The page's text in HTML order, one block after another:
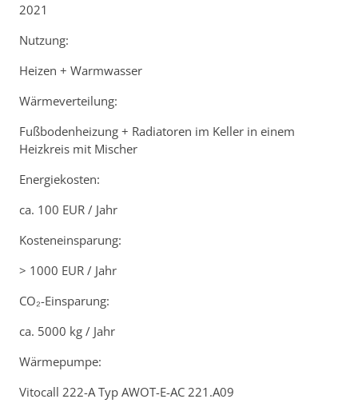
2021
Nutzung:
Heizen + Warmwasser
Wärmeverteilung:
Fußbodenheizung + Radiatoren im Keller in einem
Heizkreis mit Mischer
Energiekosten:
ca. 100 EUR / Jahr
Kosteneinsparung:
> 1000 EUR / Jahr
CO₂-Einsparung:
ca. 5000 kg / Jahr
Wärmepumpe:
Vitocall 222-A Typ AWOT-E-AC 221.A09